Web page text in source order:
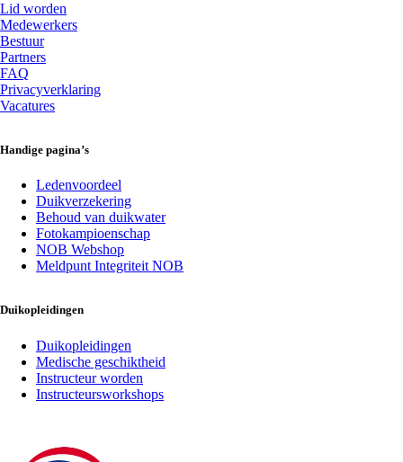
Lid worden
Medewerkers
Bestuur
Partners
FAQ
Privacyverklaring
Vacatures
Handige pagina’s
Ledenvoordeel
Duikverzekering
Behoud van duikwater
Fotokampioenschap
NOB Webshop
Meldpunt Integriteit NOB
Duikopleidingen
Duikopleidingen
Medische geschiktheid
Instructeur worden
Instructeursworkshops